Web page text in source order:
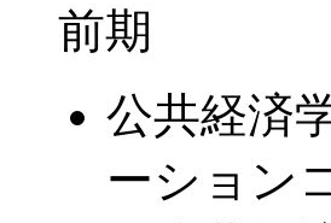
前期
公共経済
ーション